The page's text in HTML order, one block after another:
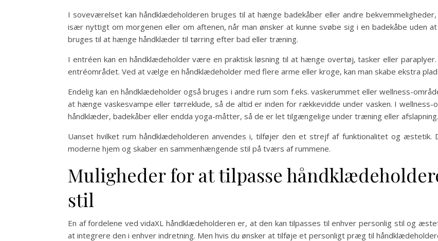
I soveværelset kan håndklædeholderen bruges til at hænge badekåber eller andre
især nyttigt om morgenen eller om aftenen, når man ønsker at kunne svøbe sig i en badekåbe uden
bruges til at hænge håndklæder til tørring efter bad eller træning.
I entréen kan en håndklædeholder være en praktisk løsning til at hænge overtøj, tasker eller
entréområdet. Ved at vælge en håndklædeholder med flere arme eller kroge, kan man skabe ekstra
Endelig kan en håndklædeholder også bruges i andre rum som f.eks. vaskerummet eller wellness-
at hænge vaskesvampe eller tørreklude, så de altid er inden for rækkevidde under vasken. I
håndklæder, badekåber eller endda yoga-måtter, så de er let tilgængelige under træning eller afslapning.
Uanset hvilket rum håndklædeholderen anvendes i, tilføjer den et strejf af funktionalitet og
moderne hjem og skaber en sammenhængende stil på tværs af rummene.
Muligheder for at tilpasse
stil
En af fordelene ved vidaXL håndklædeholderen er, at den kan tilpasses til enhver personlig stil og
at integrere den i enhver indretning. Men hvis du ønsker at tilføje et personligt præg til